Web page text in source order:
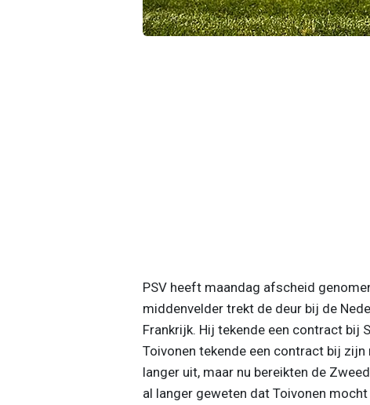
PSV heeft maandag afscheid
middenvelder trekt de deur bij de
Frankrijk. Hij tekende een contract bij
Toivonen tekende een contract bij zijn
langer uit, maar nu bereikten de
al langer geweten dat Toivonen